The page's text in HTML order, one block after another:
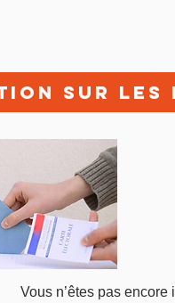
sur
​Vous n’êtes pas